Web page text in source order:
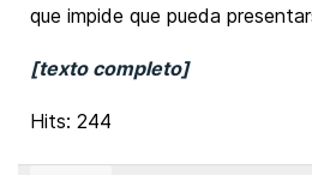
que impide que pueda
[texto completo]
Hits: 244